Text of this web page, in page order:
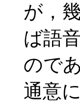
が，
ば語
ので
通意